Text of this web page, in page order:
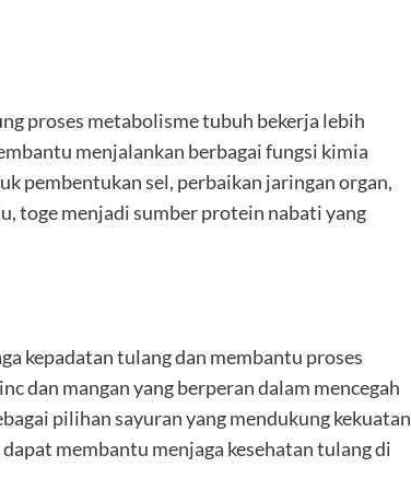
proses metabolisme tubuh bekerja lebih
menjalankan berbagai fungsi kimia
pembentukan sel, perbaikan jaringan organ,
toge menjadi sumber protein nabati yang
kepadatan tulang dan membantu proses
dan mangan yang berperan dalam mencegah
pilihan sayuran yang mendukung kekuatan
membantu menjaga kesehatan tulang di